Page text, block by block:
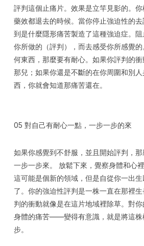
評判這個止痛片。效果是立竿見影的。
藥效都退去的時候。當你停止強迫性的
到是什麼隱形痛苦製造了這種強迫症。
你所做的（評判），而去感受你所感覺
何東西，那麼要有耐心。如果你評判的
那兒；如果你還是不斷的在你周圍和別
西，你就會知道那痛苦還在。
05 對自己有耐心一點，一步一步的來
如果你感覺到不舒服，並且開始評判，那
一步一步來。 放鬆下來，覺察身體和心
這可能是個新的領域，但是自從你一出
了。你的強迫性評判是一株一直在那裡
判的衝動就像是在這片地域裡除草。對
身體的痛苦——變得有意識，就是將這株
步。